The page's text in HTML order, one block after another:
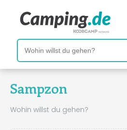
Sampzon
Wohin willst du gehen?